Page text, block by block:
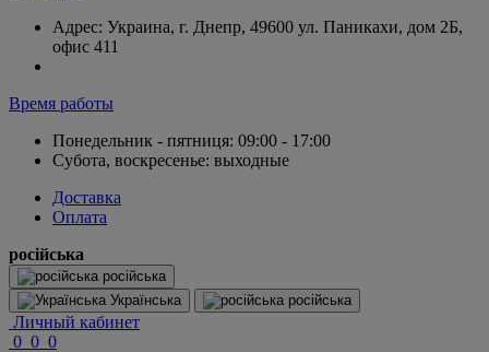
Адрес: Украина, г. Днепр, 49600 ул. Паникахи, дом 2Б,
офис 411
Время работы
Понедельник - пятниця: 09:00 - 17:00
Субота, воскресенье: выходные
Доставка
Оплата
російська
російська
Українська
російська
Личный кабинет
0 0 0